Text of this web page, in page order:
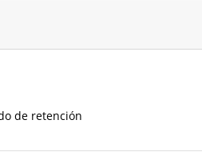
de retención